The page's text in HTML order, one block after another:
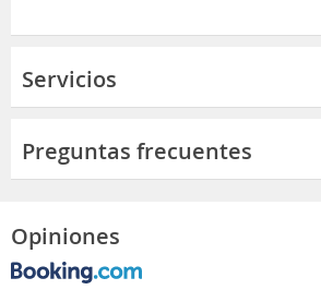
Servicios
Preguntas frecuentes
Opiniones